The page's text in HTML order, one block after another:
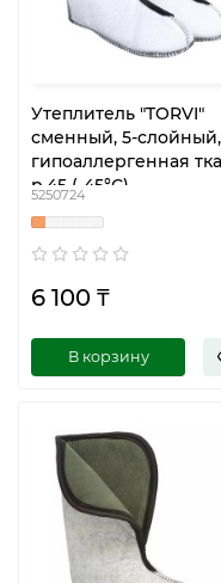
Утеплитель "TORVI"
сменный, 5-слойный,
гипоаллергенная
р.45 (-45°С)
5250724
6 100 ₸
В корзину